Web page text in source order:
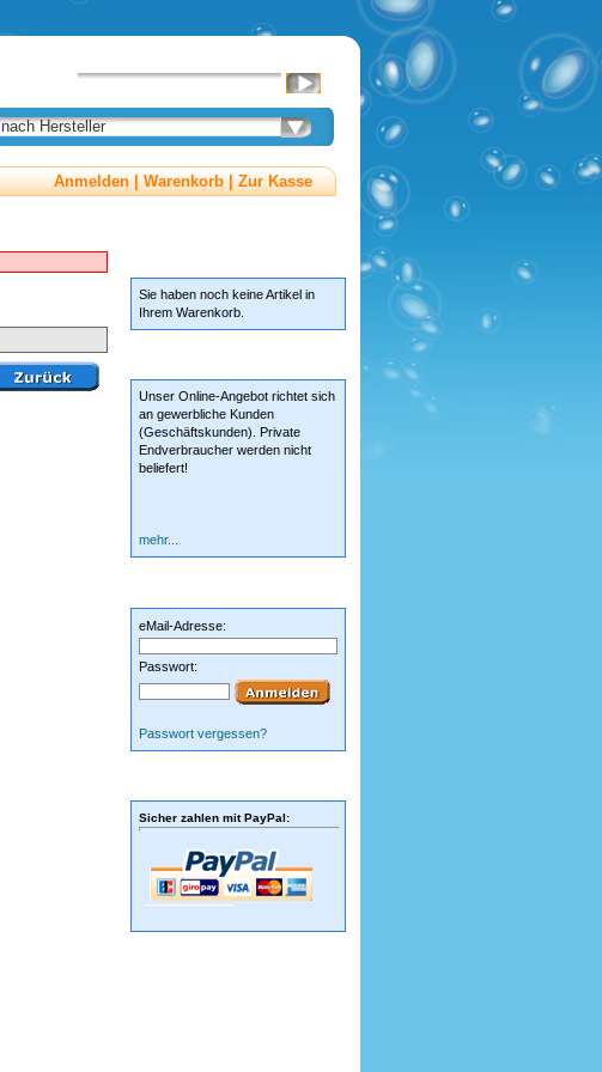
nach Hersteller
Anmelden|Warenkorb|Zur Kasse
Sie haben noch keine Artikel in
Ihrem Warenkorb.
Unser Online-Angebot richtet sich
an gewerbliche Kunden
(Geschäftskunden). Private
Endverbraucher werden nicht
beliefert!
mehr...
eMail-Adresse:
Passwort:
Passwort vergessen?
Sicher zahlen mit PayPal: